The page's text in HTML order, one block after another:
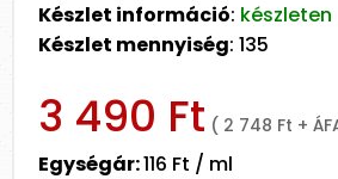
Készlet információ: készleten
Készlet mennyiség: 135
3 490 Ft ( 2 748 Ft +
Egységár:116 Ft / ml